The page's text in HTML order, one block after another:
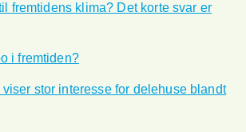
fremtidens klima? Det korte svar er
i fremtiden?
stor interesse for delehuse blandt